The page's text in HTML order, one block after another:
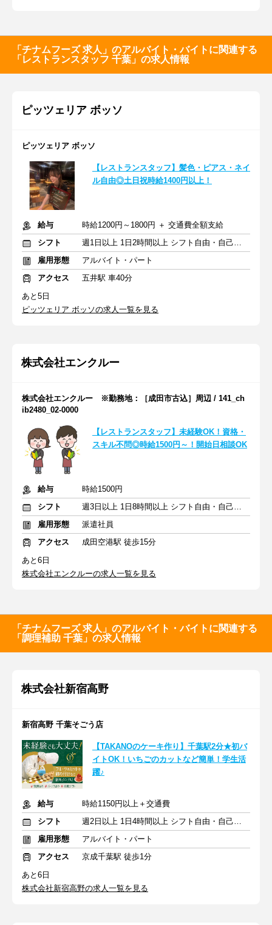
「チナムフーズ 求人」のアルバイト・バイトに関連する
「レストランスタッフ 千葉」の求人情報
ピッツェリア ボッソ
ピッツェリア ボッソ
【レストランスタッフ】髪色・ピアス・ネイ
ル自由◎土日祝時給1400円以上！
給与
時給1200円～1800円 ＋ 交通費全額支給
シフト
週1日以上 1日2時間以上 シフト自由・自己申告
雇用形態
アルバイト・パート
アクセス
五井駅 車40分
あと5日
ピッツェリア ボッソの求人一覧を見る
株式会社エンクルー
株式会社エンクルー ※勤務地：［成田市古込］周辺 / 141_ch
ib2480_02-0000
【レストランスタッフ】未経験OK！資格・
スキル不問◎時給1500円～！開始日相談OK
給与
時給1500円
シフト
週3日以上 1日8時間以上 シフト自由・自己申告
雇用形態
派遣社員
アクセス
成田空港駅 徒歩15分
あと6日
株式会社エンクルーの求人一覧を見る
「チナムフーズ 求人」のアルバイト・バイトに関連する
「調理補助 千葉」の求人情報
株式会社新宿高野
新宿高野 千葉そごう店
【TAKANOのケーキ作り】千葉駅2分★初バ
イトOK！いちごのカットなど簡単！学生活
躍♪
給与
時給1150円以上＋交通費
シフト
週2日以上 1日4時間以上 シフト自由・自己申告
雇用形態
アルバイト・パート
アクセス
京成千葉駅 徒歩1分
あと6日
株式会社新宿高野の求人一覧を見る